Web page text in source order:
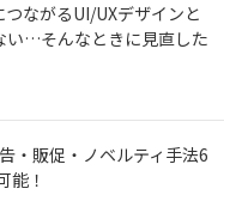
ながるUI/UXデザインと
い…そんなときに見直した
・販促・ノベルティ手法6
能！